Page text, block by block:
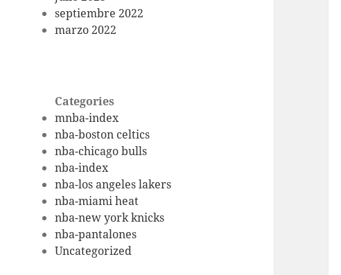
septiembre 2022
marzo 2022
Categories
mnba-index
nba-boston celtics
nba-chicago bulls
nba-index
nba-los angeles lakers
nba-miami heat
nba-new york knicks
nba-pantalones
Uncategorized